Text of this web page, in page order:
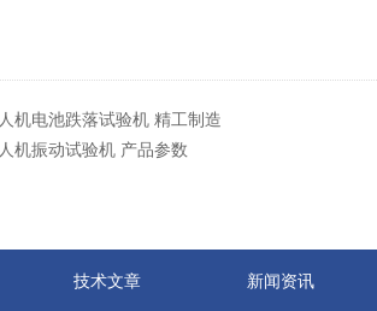
机电池跌落试验机 精工制造
机振动试验机 产品参数
技术文章 新闻资讯